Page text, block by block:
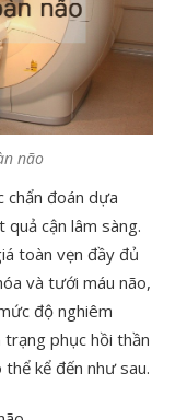
não
chẩn đoán dựa
cận lâm sàng.
toàn vẹn đầy đủ
và tưới máu não,
độ nghiêm
phục hồi thần
kể đến như sau.